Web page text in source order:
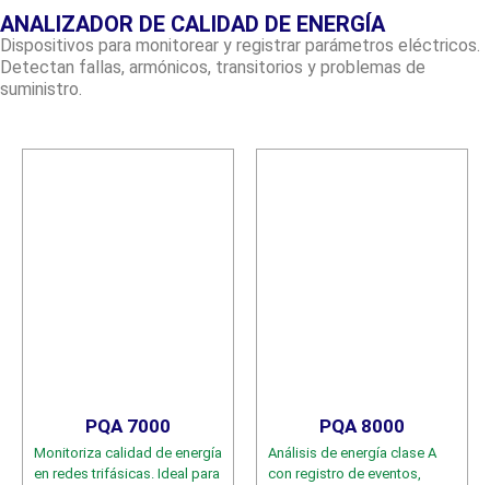
ANALIZADOR DE CALIDAD DE ENERGÍA
Dispositivos para monitorear y registrar parámetros eléctricos.
Detectan fallas, armónicos, transitorios y problemas de
suministro.
PQA 7000
Monitoriza calidad de energía
en redes trifásicas. Ideal para
PQA 8000
Análisis de energía clase A
con registro de eventos,